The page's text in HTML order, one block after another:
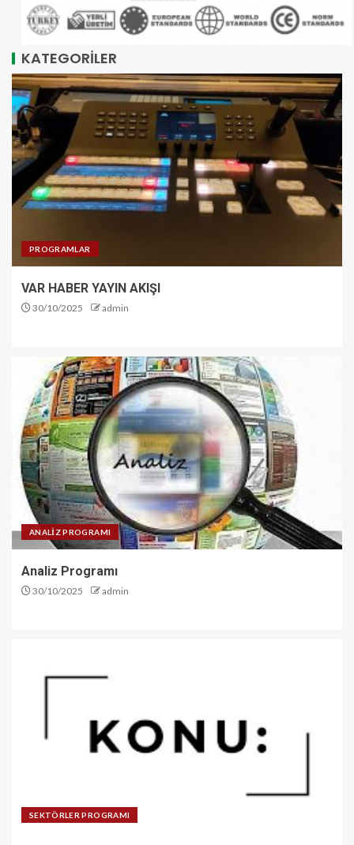
KATEGORİLER
PROGRAMLAR
VAR HABER YAYIN AKIŞI
30/10/2025 admin
ANALİZ PROGRAMI
Analiz Programı
30/10/2025 admin
SEKTÖRLER PROGRAMI